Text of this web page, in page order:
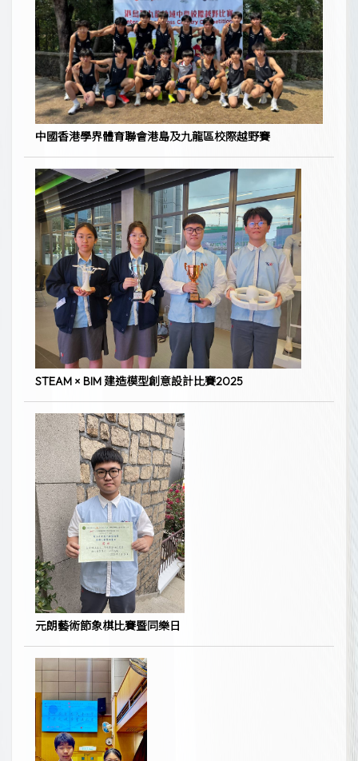
中國香港學界體育聯會港島及九龍區校際越野賽
STEAM × BIM 建造模型創意設計比賽2025
元朗藝術節象棋比賽暨同樂日